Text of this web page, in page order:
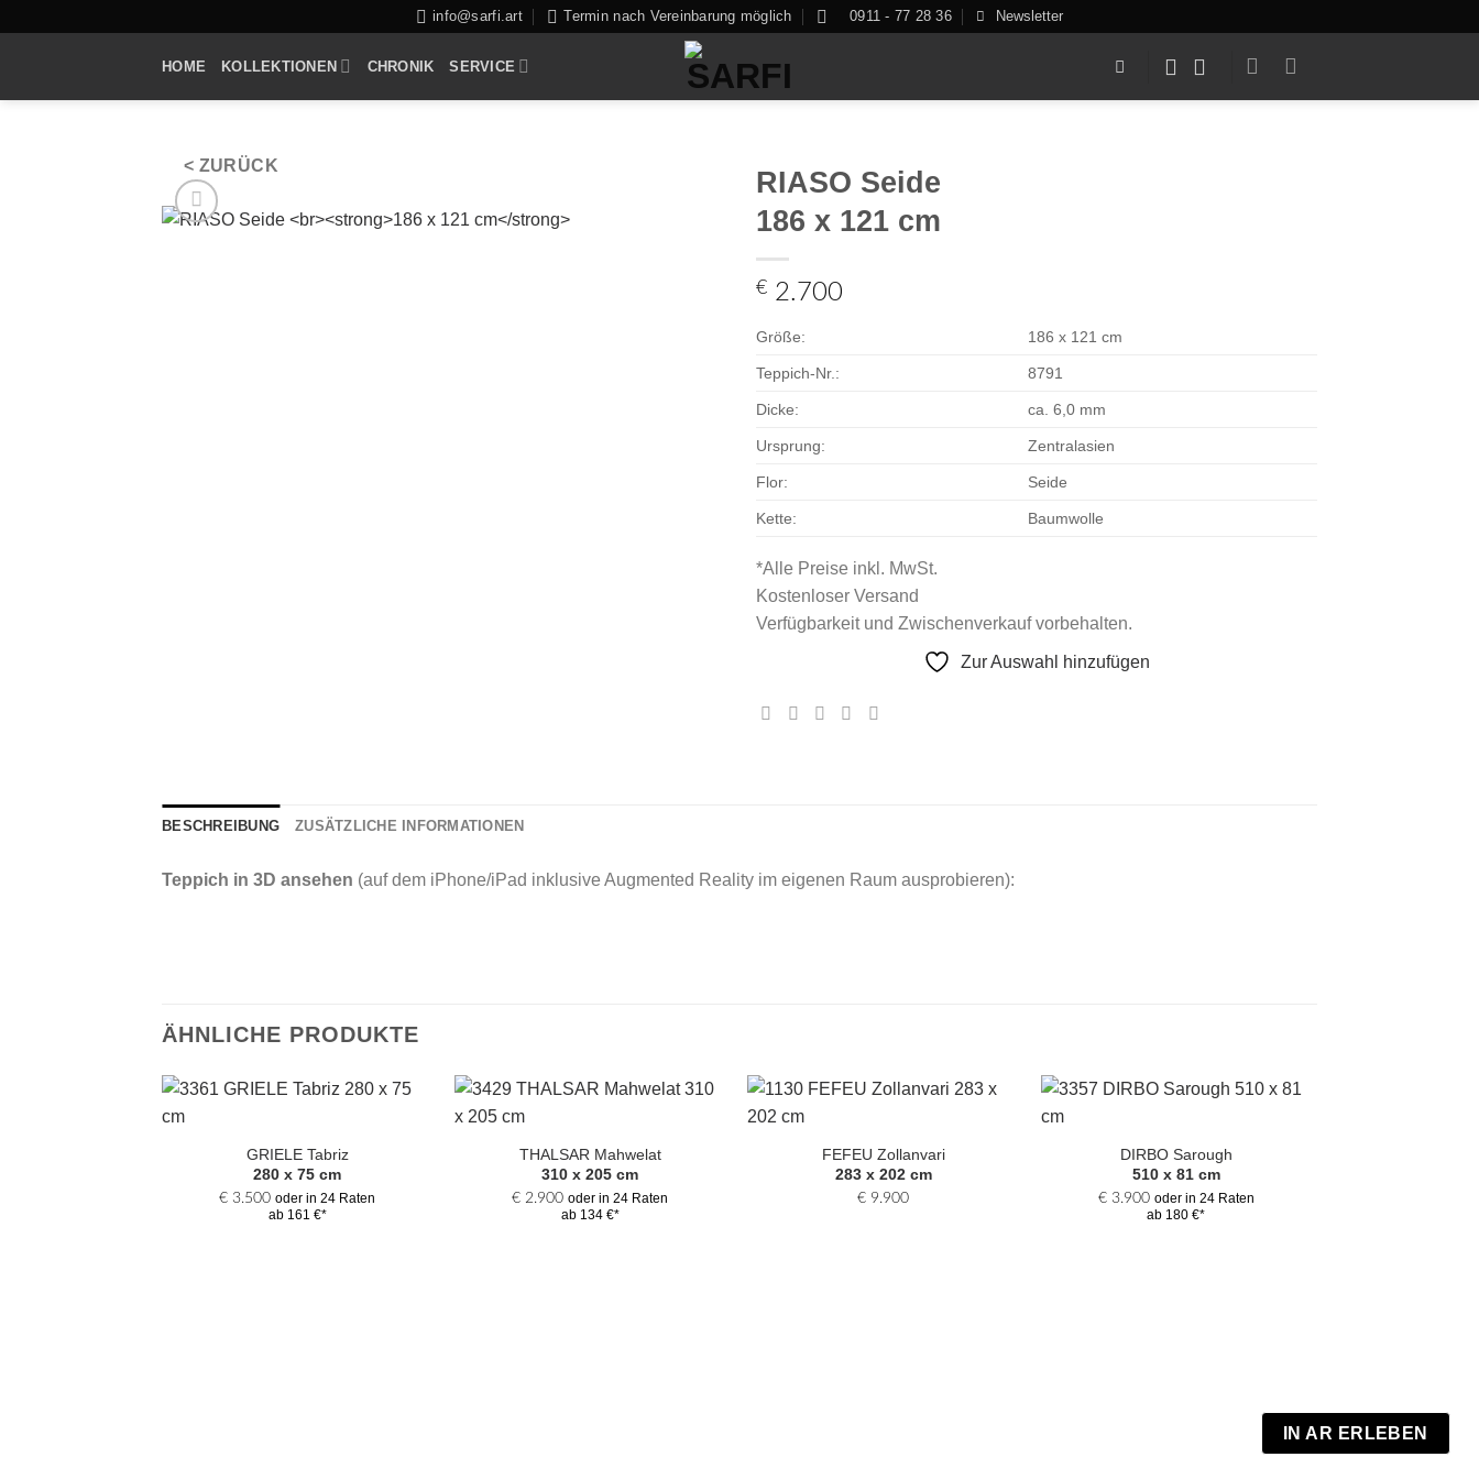
info@sarfi.art Termin nach Vereinbarung möglich 0911 - 77 28 36 Newsletter
HOME KOLLEKTIONEN CHRONIK SERVICE
< ZURÜCK
RIASO Seide
186 x 121 cm
€ 2.700
Größe: 186 x 121 cm
Teppich-Nr.: 8791
Dicke: ca. 6,0 mm
Ursprung: Zentralasien
Flor: Seide
Kette: Baumwolle
*Alle Preise inkl. MwSt.
Kostenloser Versand
Verfügbarkeit und Zwischenverkauf vorbehalten.
Zur Auswahl hinzufügen
BESCHREIBUNG ZUSÄTZLICHE INFORMATIONEN
Teppich in 3D ansehen (auf dem iPhone/iPad inklusive Augmented Reality im eigenen Raum ausprobieren):
IN AR ERLEBEN
ÄHNLICHE PRODUKTE
GRIELE Tabriz
280 x 75 cm
€ 3.500 oder in 24 Raten
ab 161 €*
Auswahl
THALSAR Mahwelat
310 x 205 cm
€ 2.900 oder in 24 Raten
ab 134 €*
Auswahl
FEFEU Zollanvari
283 x 202 cm
€ 9.900
DIRBO Sarough
510 x 81 cm
€3.900 oder in 24 Raten
ab 180 €*
€3.200 oder